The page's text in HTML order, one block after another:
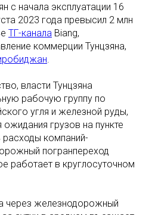
с начала эксплуатации 16
2023 года превысил 2 млн
ТГ-канала Biang,
коммерции Тунцзяна,
.
власти Тунцзяна
рабочую группу по
угля и железной руды,
грузов на пункте
расходы компаний-
погранпереход
работает в круглосуточном
через железнодорожный